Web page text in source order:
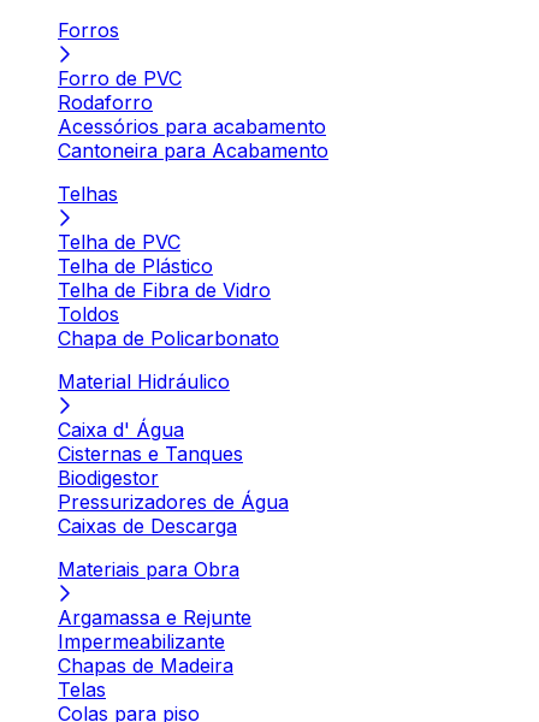
Forros
Forro de PVC
Rodaforro
Acessórios para acabamento
Cantoneira para Acabamento
Telhas
Telha de PVC
Telha de Plástico
Telha de Fibra de Vidro
Toldos
Chapa de Policarbonato
Material Hidráulico
Caixa d' Água
Cisternas e Tanques
Biodigestor
Pressurizadores de Água
Caixas de Descarga
Materiais para Obra
Argamassa e Rejunte
Impermeabilizante
Chapas de Madeira
Telas
Colas para piso